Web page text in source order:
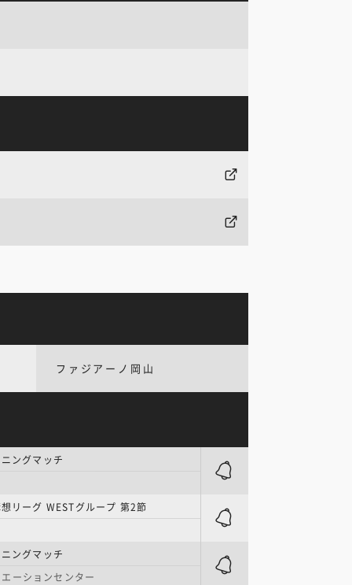
ファジアーノ岡山
グマッチ
ーグ WESTグループ 第2節
グマッチ
ーションセンター